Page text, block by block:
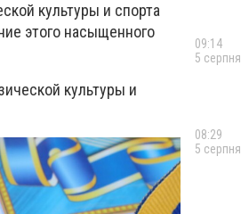
культуры и спорта
этого насыщенного
культуры и
09:14
5 серпня
08:29
5 серпня